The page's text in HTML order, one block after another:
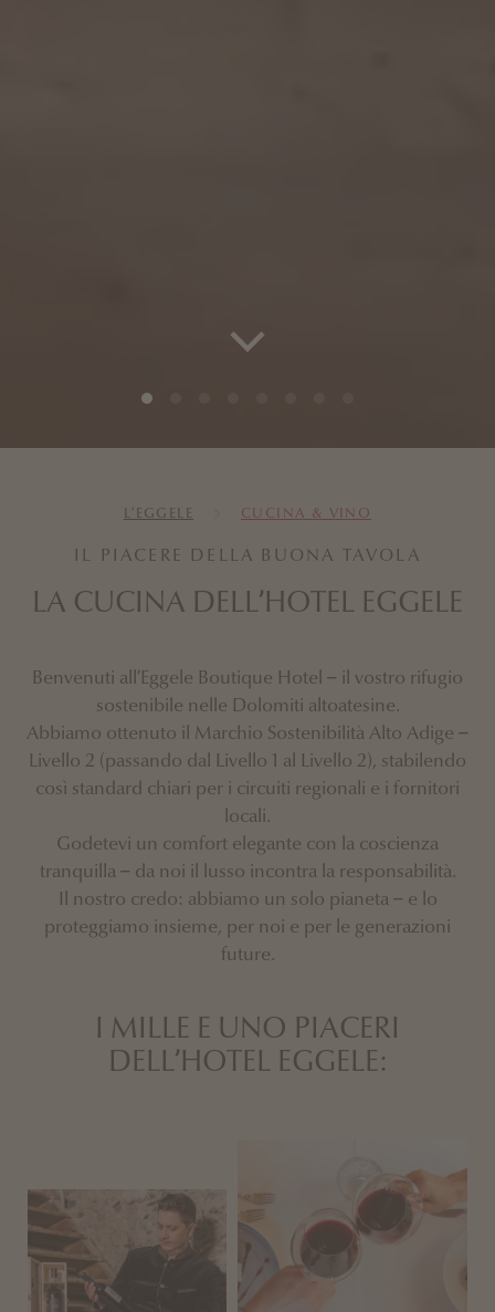
L’EGGELE CUCINA & VINO
IL PIACERE DELLA BUONA TAVOLA
LA CUCINA DELL’HOTEL EGGELE
Benvenuti all’Eggele Boutique Hotel – il vostro rifugio
sostenibile nelle Dolomiti altoatesine.
Abbiamo ottenuto il Marchio Sostenibilità Alto Adige –
Livello 2 (passando dal Livello 1 al Livello 2), stabilendo
così standard chiari per i circuiti regionali e i fornitori
locali.
Godetevi un comfort elegante con la coscienza
tranquilla – da noi il lusso incontra la responsabilità.
Il nostro credo: abbiamo un solo pianeta – e lo
proteggiamo insieme, per noi e per le generazioni
future.
I MILLE E UNO PIACERI
DELL’HOTEL EGGELE: